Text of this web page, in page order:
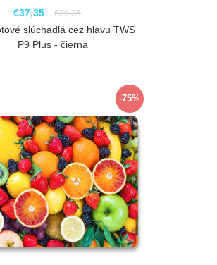
€37,35 €39,35
slúchadlá cez hlavu TWS
P9 Plus - čierna
-75%